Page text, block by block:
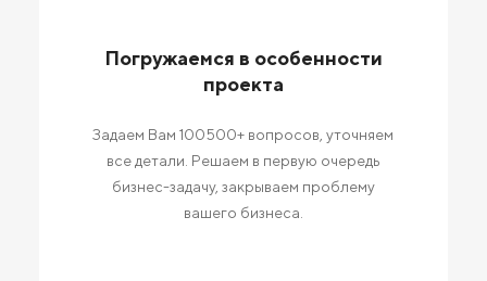
Погружаемся в особенности
проекта
Задаем Вам 100500+ вопросов, уточняем
все детали. Решаем в первую очередь
бизнес-задачу, закрываем проблему
вашего бизнеса.